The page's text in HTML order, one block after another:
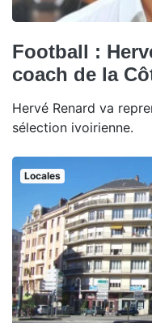
Football :
coach de la
Hervé Renard va
sélection ivoirienne.
Locales